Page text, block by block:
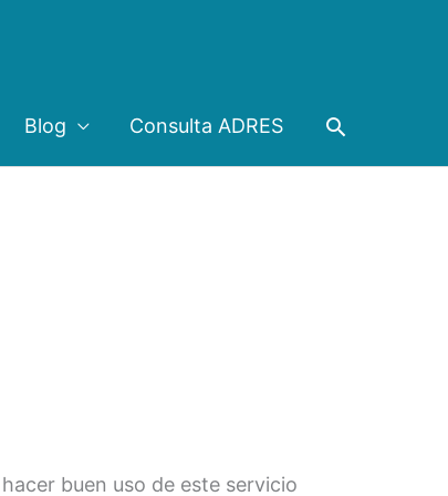
Blog Consulta ADRES Buscar
buen uso de este servicio